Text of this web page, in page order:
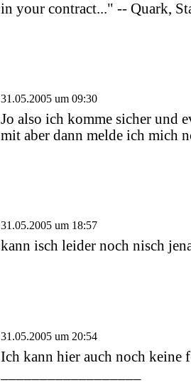
in your contract..." -- Quark,
31.05.2005 um 09:30
Jo also ich komme sicher und
mit aber dann melde ich mich
31.05.2005 um 18:57
kann isch leider noch nisch
31.05.2005 um 20:54
Ich kann hier auch noch keine